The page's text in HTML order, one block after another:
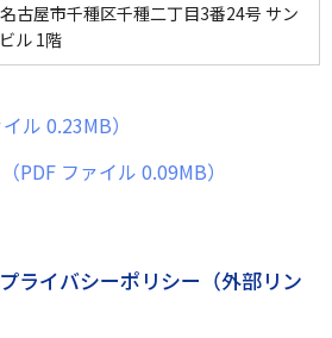
古屋市千種区千種二丁目3番24号 サン
ル 1階
ル 0.23MB）
PDF ファイル 0.09MB）
ライバシーポリシー（外部リン